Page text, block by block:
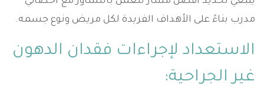
مدرب بناءً على الأهداف الفريدة لكل مريض ونوع جسمه.
الاستعداد لإجراءات فقدان الدهون
غير الجراحية: